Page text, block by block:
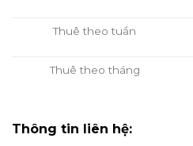
Thuê theo tuần
Thuê theo tháng
Thông tin liên hệ: